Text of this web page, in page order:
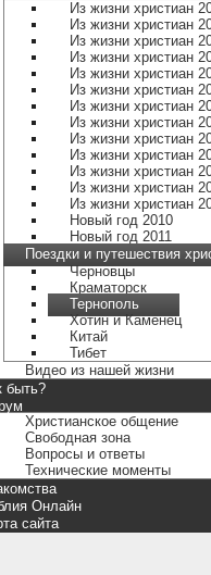
Из жизни христиан
Из жизни христиан
Из жизни христиан
Из жизни христиан
Из жизни христиан
Из жизни христиан
Из жизни христиан
Из жизни христиан
Из жизни христиан
Из жизни христиан
Из жизни христиан
Из жизни христиан
Из жизни христиан
Новый год 2010
Новый год 2011
Поездки и путешествия
Черновцы
Краматорск
Тернополь
Хотин и Каменец
Китай
Тибет
Видео из нашей жизни
быть?
Христианское общение
Свободная зона
Вопросы и ответы
Технические моменты
Онлайн
сайта